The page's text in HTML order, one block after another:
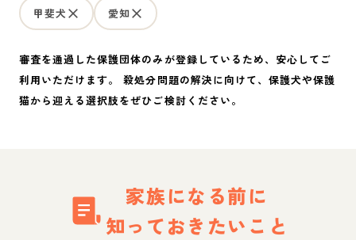
甲斐犬 愛知
審査を通過した保護団体のみが登録しているため、安心してご
利用いただけます。 殺処分問題の解決に向けて、保護犬や保護
猫から迎える選択肢をぜひご検討ください。
家族になる前に
知っておきたいこと